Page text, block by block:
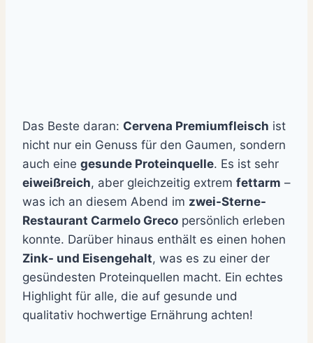
Das Beste daran: Cervena Premiumfleisch ist
nicht nur ein Genuss für den Gaumen, sondern
auch eine gesunde Proteinquelle. Es ist sehr
eiweißreich, aber gleichzeitig extrem fettarm –
was ich an diesem Abend im zwei-Sterne-
Restaurant Carmelo Greco persönlich erleben
konnte. Darüber hinaus enthält es einen hohen
Zink- und Eisengehalt, was es zu einer der
gesündesten Proteinquellen macht. Ein echtes
Highlight für alle, die auf gesunde und
qualitativ hochwertige Ernährung achten!